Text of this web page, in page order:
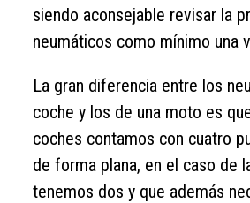
siendo aconsejable revisar la
neumáticos como mínimo una
La gran diferencia entre los
coche y los de una moto es
coches contamos con cuatro
de forma plana, en el caso de
tenemos dos y que además